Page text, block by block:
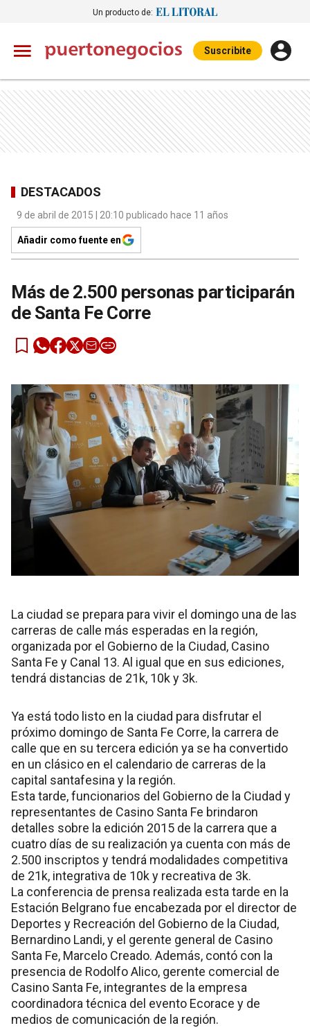
Un producto de:
Suscribite
DESTACADOS
9 de abril de 2015 | 20:10 publicado hace 11 años
Añadir como fuente en
Más de 2.500 personas participarán
de Santa Fe Corre
La ciudad se prepara para vivir el domingo una de las
carreras de calle más esperadas en la región,
organizada por el Gobierno de la Ciudad, Casino
Santa Fe y Canal 13. Al igual que en sus ediciones,
tendrá distancias de 21k, 10k y 3k.
Ya está todo listo en la ciudad para disfrutar el
próximo domingo de Santa Fe Corre, la carrera de
calle que en su tercera edición ya se ha convertido
en un clásico en el calendario de carreras de la
capital santafesina y la región.
Esta tarde, funcionarios del Gobierno de la Ciudad y
representantes de Casino Santa Fe brindaron
detalles sobre la edición 2015 de la carrera que a
cuatro días de su realización ya cuenta con más de
2.500 inscriptos y tendrá modalidades competitiva
de 21k, integrativa de 10k y recreativa de 3k.
La conferencia de prensa realizada esta tarde en la
Estación Belgrano fue encabezada por el director de
Deportes y Recreación del Gobierno de la Ciudad,
Bernardino Landi, y el gerente general de Casino
Santa Fe, Marcelo Creado. Además, contó con la
presencia de Rodolfo Alico, gerente comercial de
Casino Santa Fe, integrantes de la empresa
coordinadora técnica del evento Ecorace y de
medios de comunicación de la región.